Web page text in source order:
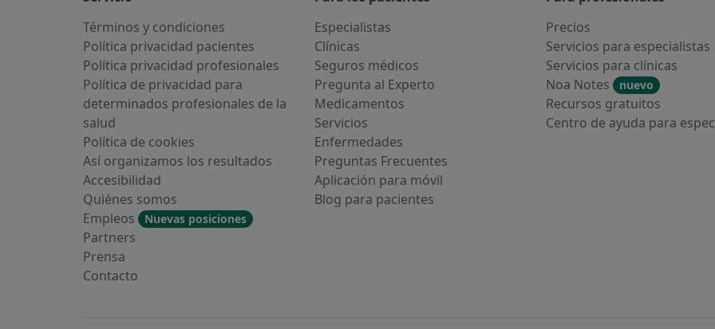
Términos y condiciones
Política privacidad pacientes
Política privacidad profesionales
Política de privacidad para
determinados profesionales de la
salud
Política de cookies
Así organizamos los resultados
Accesibilidad
Quiénes somos
Empleos
Nuevas posiciones
Partners
Prensa
Contacto
Especialistas
Clínicas
Seguros médicos
Pregunta al Experto
Medicamentos
Servicios
Enfermedades
Preguntas Frecuentes
Aplicación para móvil
Blog para pacientes
Precios
Servicios para especialistas
Servicios para clínicas
Noa Notes
nuevo
Recursos gratuitos
Centro de ayuda para